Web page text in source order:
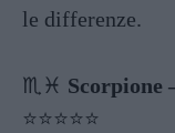
le differenze.
♏️♓️ Scorpione
⭐️⭐️⭐️⭐️⭐️